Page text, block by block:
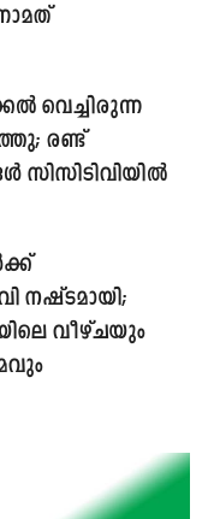
വെച്ചിരുന്ന
രണ്ട്
സിസിടിവിയിൽ
നഷ്ടമായി;
വീഴ്ചയും